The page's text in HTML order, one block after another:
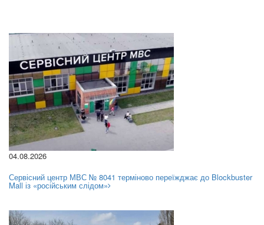
04.08.2026
Сервісний центр МВС № 8041 терміново переїжджає до Blockbuster
Mall із «російським слідом»